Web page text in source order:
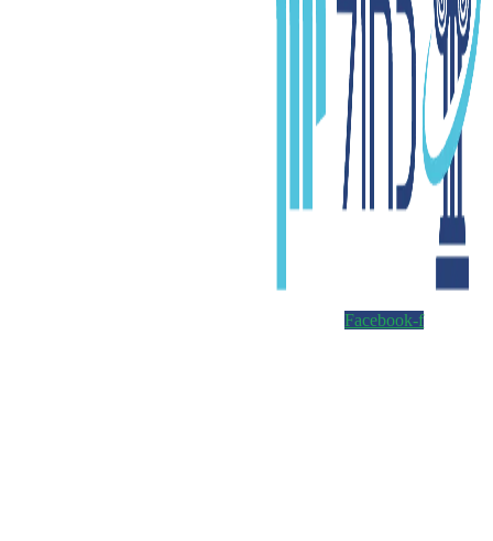
Facebook-f